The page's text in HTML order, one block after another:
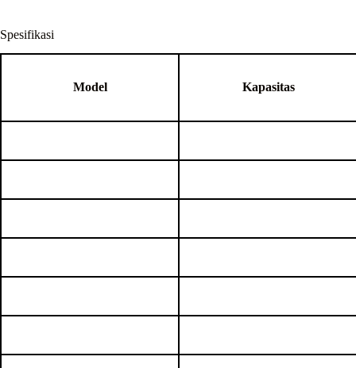
Spesifikasi
Model Kapasitas